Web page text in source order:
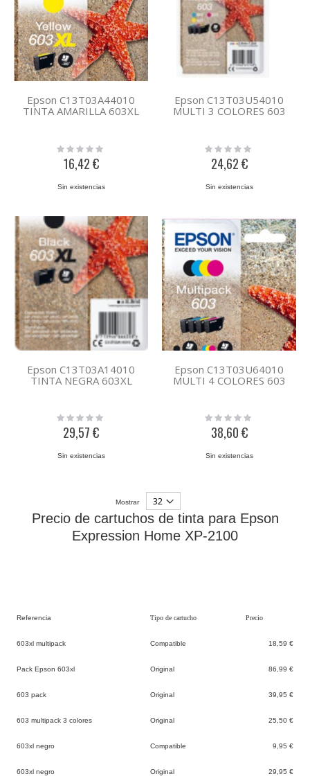
Epson C13T03A44010
TINTA AMARILLA 603XL
Rating:
16,42 €
Sin existencias
Epson C13T03U54010
MULTI 3 COLORES 603
Rating:
24,62 €
Sin existencias
Epson C13T03A14010
TINTA NEGRA 603XL
Rating:
29,57 €
Sin existencias
Epson C13T03U64010
MULTI 4 COLORES 603
Rating:
38,60 €
Sin existencias
Mostrar
Precio de cartuchos de tinta para Epson
Expression Home XP-2100
Referencia Tipo de cartucho Precio
603xl multipack Compatible 18,59 €
Pack Epson 603xl Original 86,99 €
603 pack Original 39,95 €
603 multipack 3 colores Original 25,50 €
603xl negro Compatible 9,95 €
603xl negro Original 29,95 €